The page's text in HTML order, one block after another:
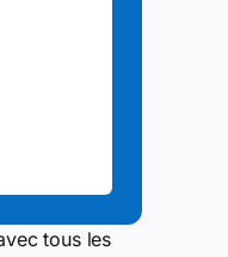
tous les